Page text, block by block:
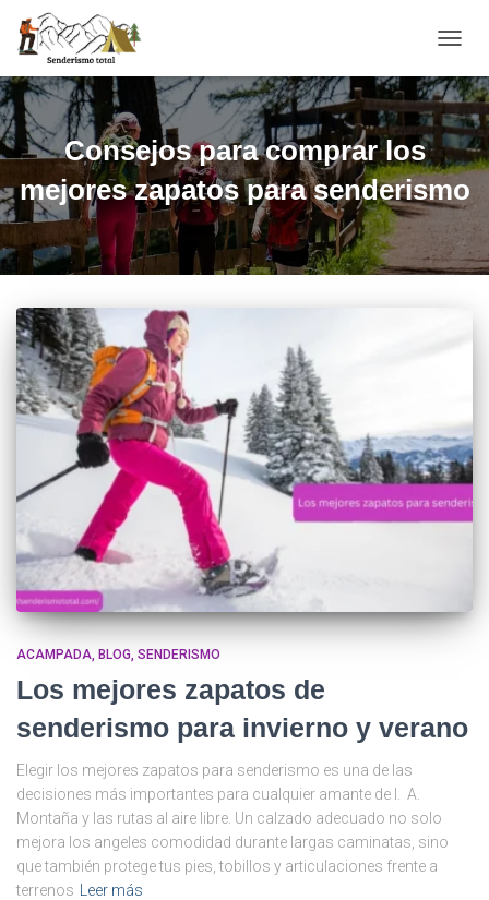
Consejos para comprar los
mejores zapatos para senderismo
ACAMPADA BLOG SENDERISMO
Los mejores zapatos de
senderismo para invierno y verano
Elegir los mejores zapatos para senderismo es una de las
decisiones más importantes para cualquier amante de l. A.
Montaña y las rutas al aire libre. Un calzado adecuado no solo
mejora los angeles comodidad durante largas caminatas, sino
que también protege tus pies, tobillos y articulaciones frente a
terrenos
Leer más